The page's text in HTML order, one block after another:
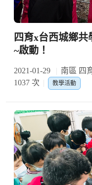
四育x台西城鄉
~啟動！
2021-01-29 南區 四
1037 次
教學活動